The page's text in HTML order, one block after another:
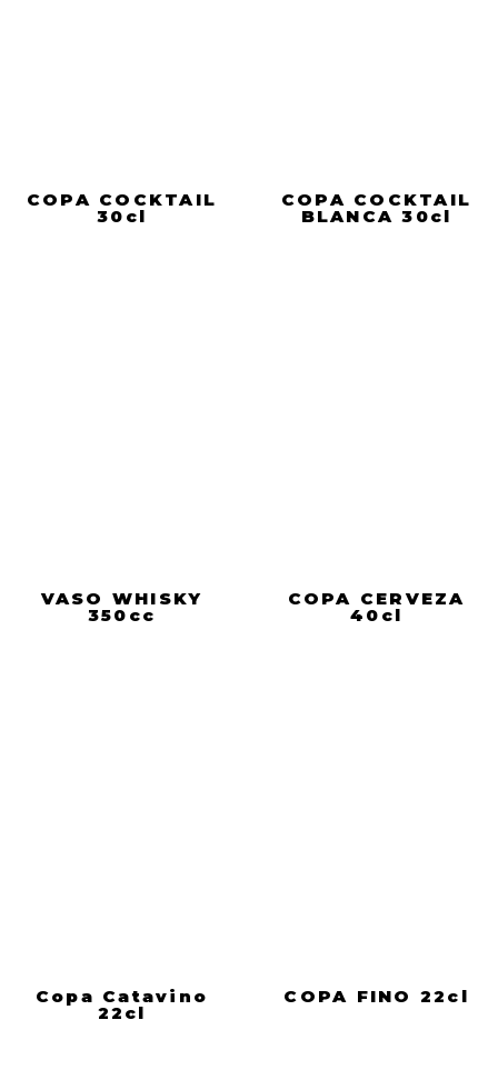
COPA COCKTAIL
30cl
COPA COCKTAIL
BLANCA 30cl
VASO WHISKY
350cc
COPA CERVEZA
40cl
Copa Catavino
22cl
COPA FINO 22cl